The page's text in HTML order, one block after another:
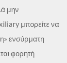
μην
μπορείτε να
ενσύρματη
φορητή